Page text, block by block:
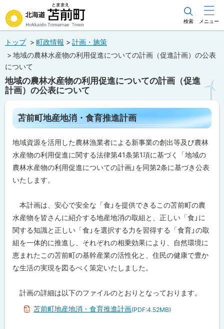
文
メ
ニ
ュ
ー
へ
北海道苫前町
Hokkaido Tomamae Town
検索 メニュー
トップ 町政情報
計画・施策
地域の農林水産物の利用促進についての計画（促進計画）の公表
について
地域の農林水産物の利用促進についての計画（促進
計画）の公表について
ペ
ー
ジ
内
目
次
苫
町
地
消
・
食
育
推
進
計
画
苫前町地産地消・食育推進計画
地域資源を活用した農林漁業者による新事業の創出等及び農林
水産物の利用促進に関する法律第41条第1項に基づく「地域の
農林水産物の利用促進についての計画」を同第2条に基づき公表
いたします。
本計画は、安心で安全な「食」を提供できるこの苫前町の農
水産物を皆さんに紹介する地産地消の取組と、正しい「食」に
関する知識と正しい「食」を選択する力を習得する「食育」の取
組を一体的に推進し、それぞれの相乗効果により、自然環境に
恵まれたこの苫前町の基幹産業の活性化と、住民の健康で豊か
な生活の実現を図るべく策定いたしました。
計画の詳細は以下のファイルのとおりとなっております。
苫前町地産地消・食育推進計画(PDF:4.52MB)